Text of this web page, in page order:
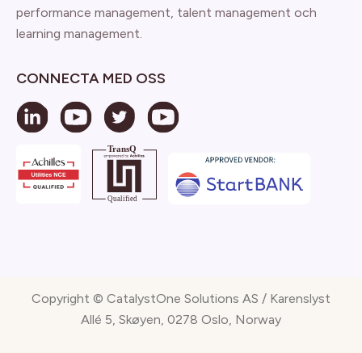
performance management, talent management och
learning management.
CONNECTA MED OSS
Copyright © CatalystOne Solutions AS / Karenslyst
Allé 5, Skøyen, 0278 Oslo, Norway